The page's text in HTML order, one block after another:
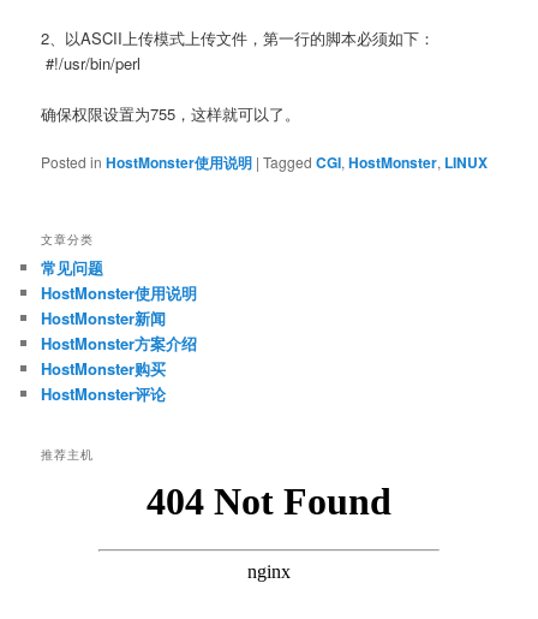
2、以ASCII上传模式上传文件，第一行的脚本必须如下：
#!/usr/bin/perl
确保权限设置为755，这样就可以了。
Posted in HostMonster使用说明 |Tagged CGI,HostMonster, LINUX
文章分类
常见问题
HostMonster使用说明
HostMonster新闻
HostMonster方案介绍
HostMonster购买
HostMonster评论
推荐主机